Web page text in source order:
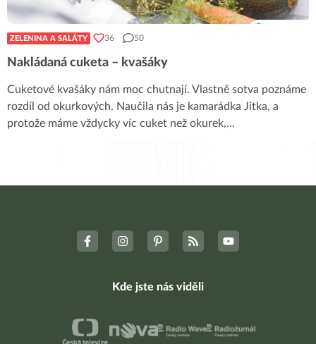
ZELENINA A SALÁTY 36 50
Nakládaná cuketa – kvašáky
Cuketové kvašáky nám moc chutnají. Vlastně sotva poznáme
rozdíl od okurkových. Naučila nás je kamarádka Jitka, a
protože máme vždycky víc cuket než okurek,...
Kde jste nás viděli